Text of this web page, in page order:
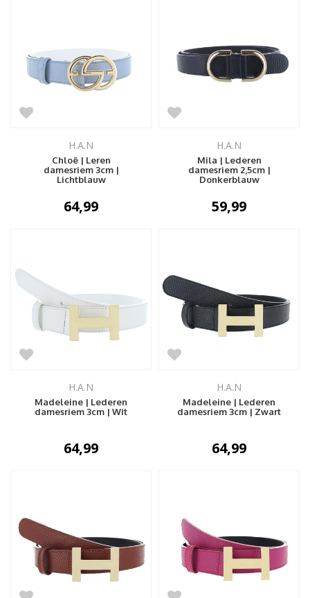
H.A.N
Chloë | Leren
damesriem 3cm |
Lichtblauw
64,99
H.A.N
Mila | Lederen
damesriem 2,5cm |
Donkerblauw
59,99
H.A.N
Madeleine | Lederen
damesriem 3cm | Wit
64,99
H.A.N
Madeleine | Lederen
damesriem 3cm | Zwart
64,99